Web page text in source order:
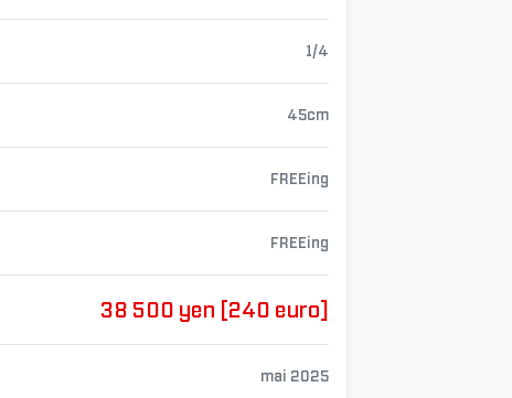
1/4
45cm
FREEing
FREEing
38 500 yen [240 euro]
mai 2025